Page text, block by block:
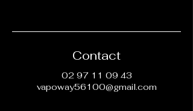
peut pas être vapoté
Contact
02 97 11 09 43
vapoway56100@gmail.com